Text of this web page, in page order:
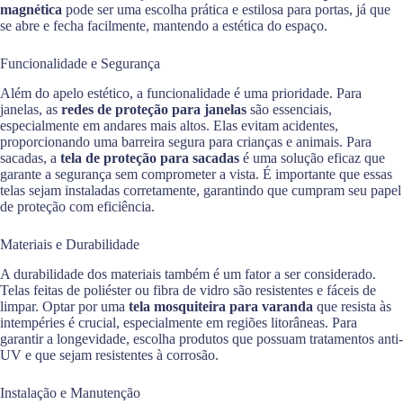
magnética pode ser uma escolha prática e estilosa para portas, já que
se abre e fecha facilmente, mantendo a estética do espaço.
Funcionalidade e Segurança
Além do apelo estético, a funcionalidade é uma prioridade. Para
janelas, as redes de proteção para janelas são essenciais,
especialmente em andares mais altos. Elas evitam acidentes,
proporcionando uma barreira segura para crianças e animais. Para
sacadas, a tela de proteção para sacadas é uma solução eficaz que
garante a segurança sem comprometer a vista. É importante que essas
telas sejam instaladas corretamente, garantindo que cumpram seu papel
de proteção com eficiência.
Materiais e Durabilidade
A durabilidade dos materiais também é um fator a ser considerado.
Telas feitas de poliéster ou fibra de vidro são resistentes e fáceis de
limpar. Optar por uma tela mosquiteira para varanda que resista às
intempéries é crucial, especialmente em regiões litorâneas. Para
garantir a longevidade, escolha produtos que possuam tratamentos anti-
UV e que sejam resistentes à corrosão.
Instalação e Manutenção